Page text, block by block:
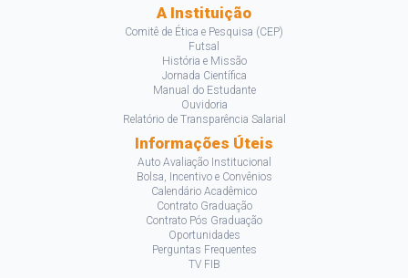
A Instituição
Comitê de Ética e Pesquisa (CEP)
Futsal
História e Missão
Jornada Científica
Manual do Estudante
Ouvidoria
Relatório de Transparência Salarial
Informações Úteis
Auto Avaliação Institucional
Bolsa, Incentivo e Convênios
Calendário Acadêmico
Contrato Graduação
Contrato Pós Graduação
Oportunidades
Perguntas Frequentes
TV FIB